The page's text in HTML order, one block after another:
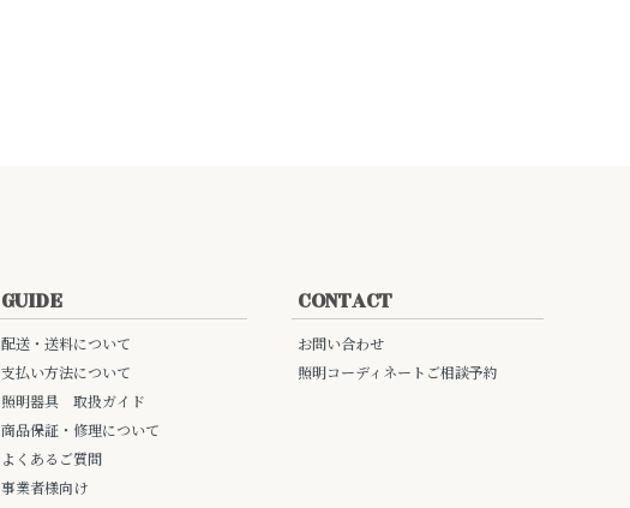
GUIDE
配送・送料について
支払い方法について
照明器具 取扱ガイド
商品保証・修理について
よくあるご質問
事業者様向け
CONTACT
お問い合わせ
照明コーディネートご相談予約